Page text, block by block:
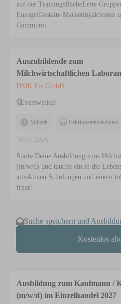
auf der TrainingsflächeLeite
EnergieGestalte Marketingaktionen
Communit...
Auszubildende zum
Milchwirtschaftlichen
(m/w/d)
DMK Eis GmbH
Everswinkel
Vollzeit Fahrtkostenzuschuss
30.07.2026
Starte Deine Ausbildung zum
(m/w/d) und tauche ein in die
attraktiven Schulungen und einem
freut!
Suche speichern und
Kostenlos
Ausbildung zum Kaufmann /
(m/w/d) im Einzelhandel 2027